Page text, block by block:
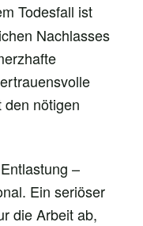
Todesfall ist
Nachlasses
den nötigen
–
Ein seriöser
die Arbeit ab,